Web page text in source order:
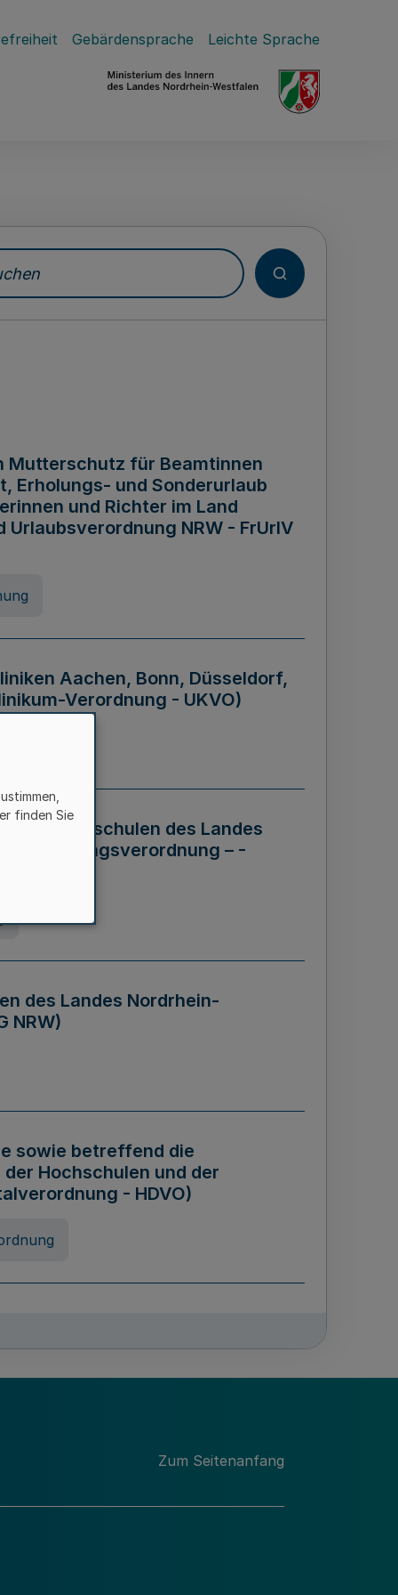
Gebärdensprache Leichte Sprache
Mutterschutz für Beamtinnen
Erholungs- und Sonderurlaub
und Richter im Land
NRW - FrUrlV
Aachen, Bonn, Düsseldorf,
Verordnung - UKVO)
der Hochschulen des Landes
– -
des Landes Nordrhein-
NRW)
sowie betreffend die
Hochschulen und der
- HDVO)
des Landes Nordrhein-
Zum Seitenanfang
finden Sie